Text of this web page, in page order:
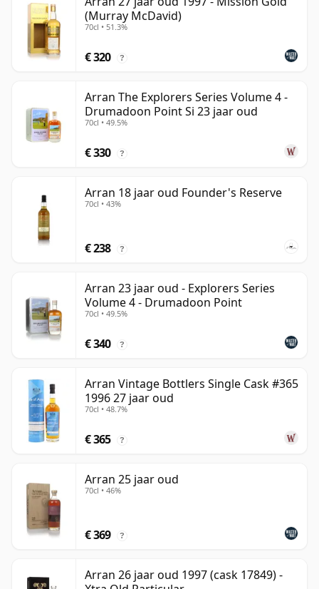
(Murray McDavid)
70cl • 51.3%
€ 320 ?
Arran The Explorers Series Volume 4 -
Drumadoon Point Si 23 jaar oud
70cl • 49.5%
€ 330 ?
Arran 18 jaar oud Founder's Reserve
70cl • 43%
€ 238 ?
Arran 23 jaar oud - Explorers Series
Volume 4 - Drumadoon Point
70cl • 49.5%
€ 340 ?
Arran Vintage Bottlers Single Cask #365
1996 27 jaar oud
70cl • 48.7%
€ 365 ?
Arran 25 jaar oud
70cl • 46%
€ 369 ?
Arran 26 jaar oud 1997 (cask 17849) -